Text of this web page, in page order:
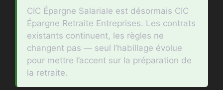
CIC Épargne Salariale est désormais CIC
Épargne Retraite Entreprises. Les contrats
existants continuent, les règles ne
changent pas — seul l’habillage évolue
pour mettre l’accent sur la préparation de
la retraite.